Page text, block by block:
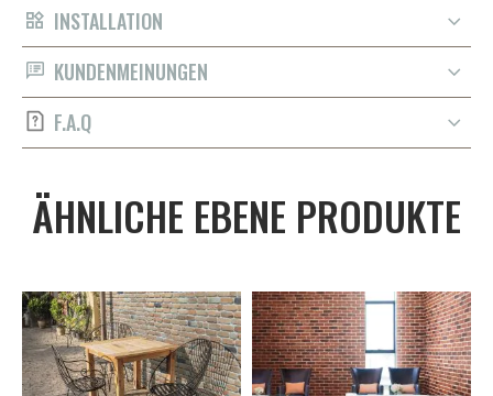
INSTALLATION
KUNDENMEINUNGEN
F.A.Q
ÄHNLICHE EBENE PRODUKTE